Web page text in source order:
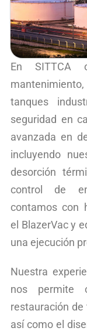
En SITTCA
tanques
seguridad en
avanzada en
incluyendo
desorción
control de
contamos con
el BlazerVac y
una ejecución
Nuestra
nos permite
restauración
así como el